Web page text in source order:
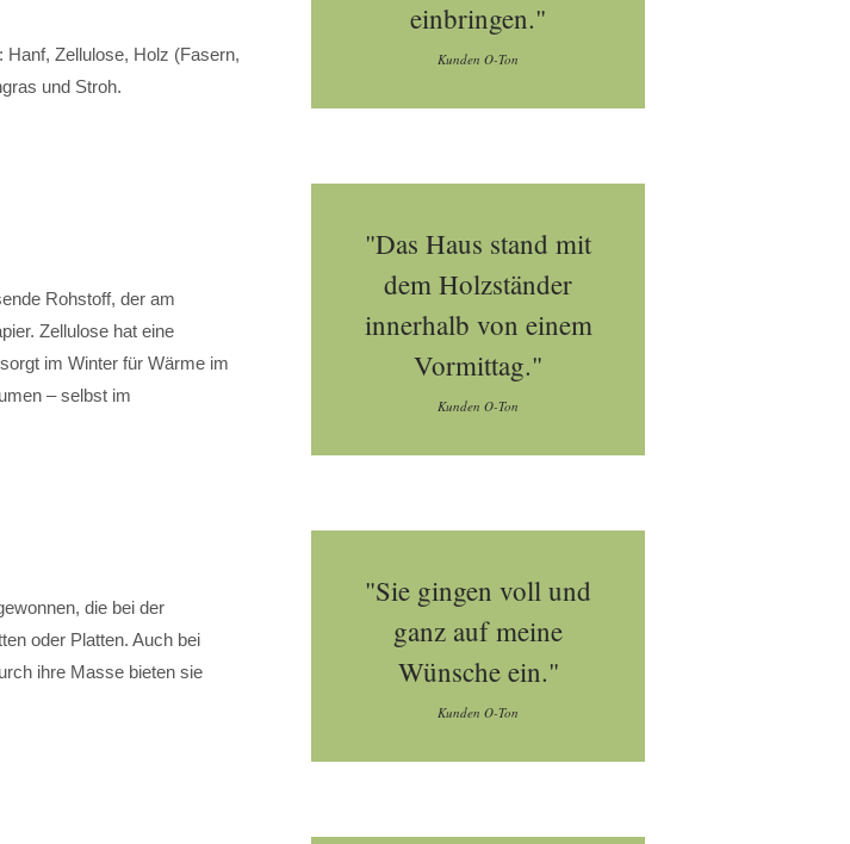
Zellulose, Holz (Fasern,
und Stroh.
Rohstoff, der am
Zellulose hat eine
im Winter für Wärme im
– selbst im
die bei der
oder Platten. Auch bei
ihre Masse bieten sie
einbringen."
Kunden O-Ton
"Das Haus stand mit
dem Holzständer
innerhalb von einem
Vormittag."
Kunden O-Ton
"Sie gingen voll und
ganz auf meine
Wünsche ein."
Kunden O-Ton